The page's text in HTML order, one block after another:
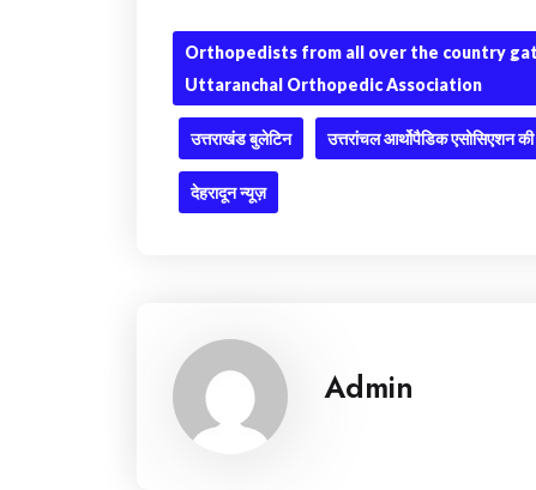
Orthopedists from all over the country
Uttaranchal Orthopedic Association
उत्तराखंड बुलेटिन उत्तरांचल आर्थोपैडिक एसोसिएशन
देहरादून न्यूज़
Admin